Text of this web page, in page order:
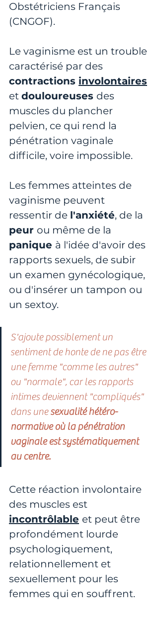
Obstétriciens Français
(CNGOF).
Le vaginisme est un trouble
caractérisé par des
contractions involontaires
et douloureuses des
muscles du plancher
pelvien, ce qui rend la
pénétration vaginale
difficile, voire impossible.
Les femmes atteintes de
vaginisme peuvent
ressentir de l'anxiété, de la
peur ou même de la
panique à l'idée d'avoir des
rapports sexuels, de subir
un examen gynécologique,
ou d'insérer un tampon ou
un sextoy.
S'ajoute possiblement un
sentiment de honte de ne pas être
une femme "comme les autres"
ou "normale", car les rapports
intimes deviennent "compliqués"
dans une sexualité hétéro-
normative où la pénétration
vaginale est systématiquement
au centre.
Cette réaction involontaire
des muscles est
incontrôlable et peut être
profondément lourde
psychologiquement,
relationnellement et
sexuellement pour les
femmes qui en souffrent.